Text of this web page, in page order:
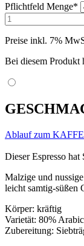
Pflichtfeld Menge*
Preise inkl. 7%
Bei diesem Produkt
Ablauf zum
Dieser Espresso hat
Malzige und
leicht samtig-süßen
Körper: kräftig
Varietät: 80%
Zubereitung: